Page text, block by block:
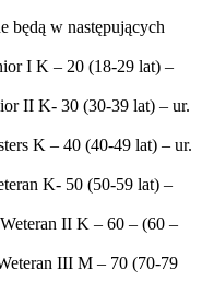
będą w następujących
I K – 20 (18-29 lat) –
II K- 30 (30-39 lat) – ur.
K – 40 (40-49 lat) – ur.
K- 50 (50-59 lat) –
II K – 60 – (60 –
III M – 70 (70-79